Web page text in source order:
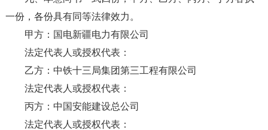
一份，各份具有同等法律效力。
甲方：国电新疆电力有限公司
法定代表人或授权代表：
乙方：中铁十三局集团第三工程有限公司
法定代表人或授权代表：
丙方：中国安能建设总公司
法定代表人或授权代表：